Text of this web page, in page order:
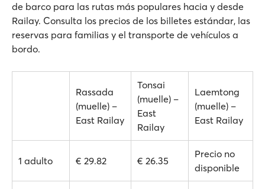
de barco para las rutas más populares hacia y desde
Railay. Consulta los precios de los billetes estándar, las
reservas para familias y el transporte de vehículos a
bordo.
Rassada
(muelle) –
East Railay
Tonsai
(muelle) –
East
Railay
Laemtong
(muelle) –
East Railay
1 adulto € 29.82 € 26.35
Precio no
disponible